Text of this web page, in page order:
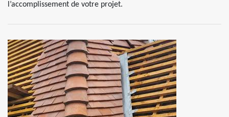
l’accomplissement de votre projet.